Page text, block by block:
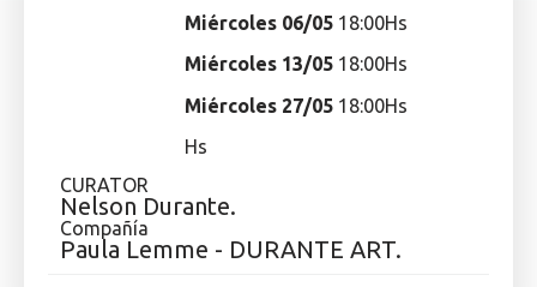
Miércoles 06/05 18:00Hs
Miércoles 13/05 18:00Hs
Miércoles 27/05 18:00Hs
Hs
CURATOR
Nelson Durante.
Compañía
Paula Lemme - DURANTE ART.